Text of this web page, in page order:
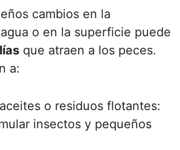
cambios en la
o en la superficie puede
que atraen a los peces.
a:
o residuos flotantes:
insectos y pequeños